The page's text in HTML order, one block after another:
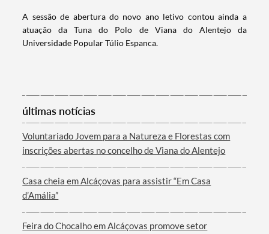
Filtros
A sessão de abertura do novo ano letivo contou ainda a
atuação da Tuna do Polo de Viana do Alentejo da
Universidade Popular Túlio Espanca.
últimas notícias
Voluntariado Jovem para a Natureza e Florestas com
inscrições abertas no concelho de Viana do Alentejo
Casa cheia em Alcáçovas para assistir “Em Casa
d’Amália”
Feira do Chocalho em Alcáçovas promove setor